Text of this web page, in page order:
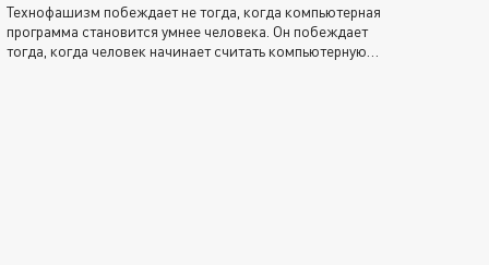
Технофашизм побеждает не тогда, когда компьютерная
программа становится умнее человека. Он побеждает
тогда, когда человек начинает считать компьютерную